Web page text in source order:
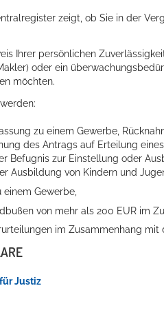
zeigt, ob Sie in der
Ihrer persönlichen
oder ein
möchten.
zu einem Gewerbe,
des Antrags auf Erteilung
Befugnis zur Einstellung oder
Ausbildung von Kindern und
Gewerbe,
von mehr als 200 EUR im
im Zusammenhang mit
Justiz